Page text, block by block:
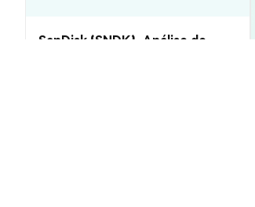
SanDisk (SNDK): Análise de